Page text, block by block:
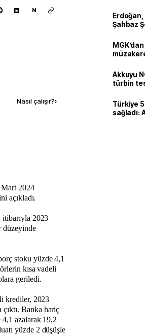
N
Nasıl çalışır?›
2024
açıkladı.
itibarıyla 2023
düzeyinde
stoku yüzde 4,1
kısa vadeli
geriledi.
krediler, 2023
Banka hariç
4,1 azalarak 19,2
yüzde 2 düşüşle
Şahbaz
Akkuyu
türbin
Türkiye
sağladı: